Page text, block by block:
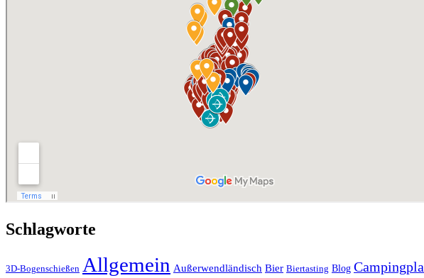
Schlagworte
3D-Bogenschießen Allgemein Außerwendländisch Bier Biertasting Blog